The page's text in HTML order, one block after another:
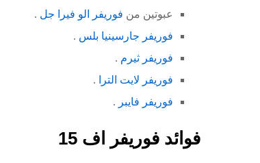
عبوتين من فوريفر الو فيرا جل .
فوريفر جارسينيا بلس .
فوريفر ثيرم .
فوريفر لايت الترا
.
فوريفر فايبر .
فوائد فوريفر اف 15